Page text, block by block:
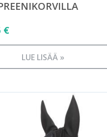
€
LUE LISÄÄ »